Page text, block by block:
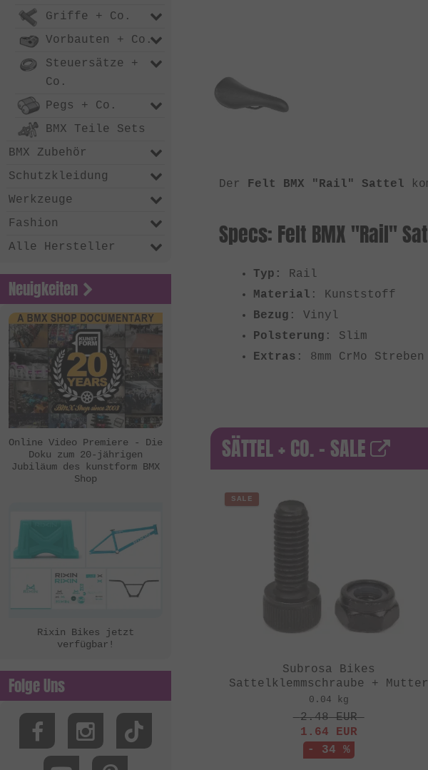
Der Felt BMX "Rail" Sattel
Specs: Felt BMX "Rail"
Typ:
Rail
Material : Kunststoff
Bezug : Vinyl
Polsterung : Slim
Extras : 8mm CrMo Streben
SÄTTEL + CO. - SALE
SALE
Subrosa Bikes
Sattelklemmschraube + Mutter
0.04 kg
2.48EUR
1.64 EUR
- 34 %
Griffe + Co.
Vorbauten + Co.
Steuersätze +
Co.
Pegs + Co.
BMX Teile Sets
BMX Zubehör
Schutzkleidung
Werkzeuge
Fashion
Alle Hersteller
Neuigkeiten
Online Video Premiere - Die
Doku zum 20-jährigen
Jubiläum des kunstform BMX
Shop
Rixin Bikes jetzt
verfügbar!
Folge Uns